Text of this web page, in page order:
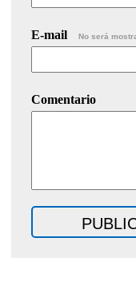
E-mail No será
Comentario